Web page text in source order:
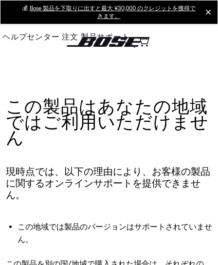
Main
💰 Bose 製品を下取りに出すと最大 ¥30,000 のクレジットを獲得で
きます。
ヘルプセンター 注文 製品サポート
この製品はあなたの地域
ではご利用いただけませ
ん
現時点では、以下の理由により、お客様の製品
に関するオンラインサポートを提供できませ
ん。
この地域では製品のバージョンはサポートされていませ
ん。